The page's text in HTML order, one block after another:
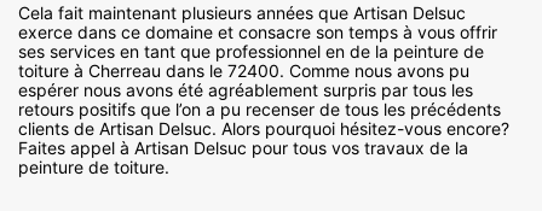
Cela fait maintenant plusieurs années que Artisan Delsuc
exerce dans ce domaine et consacre son temps à vous offrir
ses services en tant que professionnel en de la peinture de
toiture à Cherreau dans le 72400. Comme nous avons pu
espérer nous avons été agréablement surpris par tous les
retours positifs que l’on a pu recenser de tous les précédents
clients de Artisan Delsuc. Alors pourquoi hésitez-vous encore?
Faites appel à Artisan Delsuc pour tous vos travaux de la
peinture de toiture.